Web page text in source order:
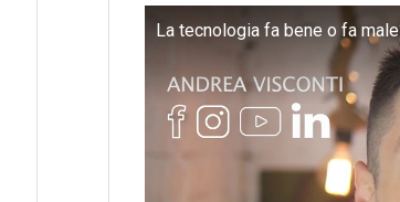
La tecnologia fa bene o fa